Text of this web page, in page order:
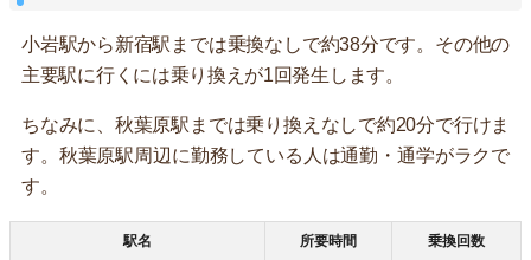
小岩駅から新宿駅までは乗換なしで約38分です。その他の
主要駅に行くには乗り換えが1回発生します。
ちなみに、秋葉原駅までは乗り換えなしで約20分で行けま
す。秋葉原駅周辺に勤務している人は通勤・通学がラクで
す。
駅名 所要時間 乗換回数